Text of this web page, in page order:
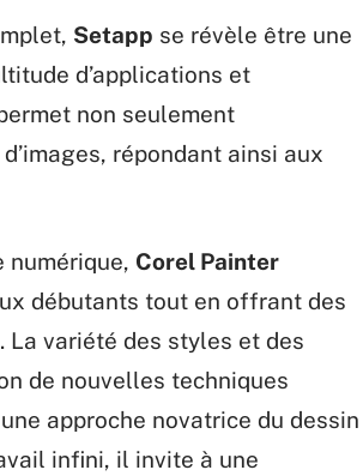
Setapp se révèle être une
d’applications et
non seulement
répondant ainsi aux
numérique, Corel Painter
débutants tout en offrant des
variété des styles et des
de nouvelles techniques
approche novatrice du dessin
infini, il invite à une